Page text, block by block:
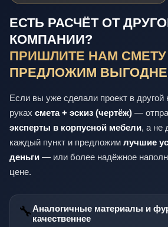
ЕСТЬ РАСЧЁТ ОТ
КОМПАНИИ?
ПРИШЛИТЕ НАМ
ПРЕДЛОЖИМ
Если вы уже сделали проект в другой
руках смета + эскиз (чертёж) —
эксперты в корпусной мебели, а не
каждый пункт и предложим лучшие
деньги — или более надёжное
цене.
🔧Аналогичные материалы и
качественнее